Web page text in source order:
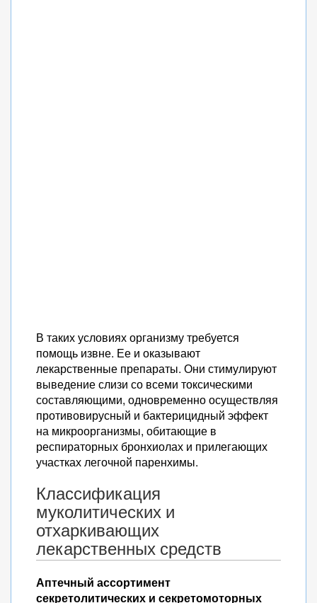
В таких условиях организму требуется
помощь извне. Ее и оказывают
лекарственные препараты. Они стимулируют
выведение слизи со всеми токсическими
составляющими, одновременно осуществляя
противовирусный и бактерицидный эффект
на микроорганизмы, обитающие в
респираторных бронхиолах и прилегающих
участках легочной паренхимы.
Классификация
муколитических и
отхаркивающих
лекарственных средств
Аптечный ассортимент
секретолитических и секретомоторных